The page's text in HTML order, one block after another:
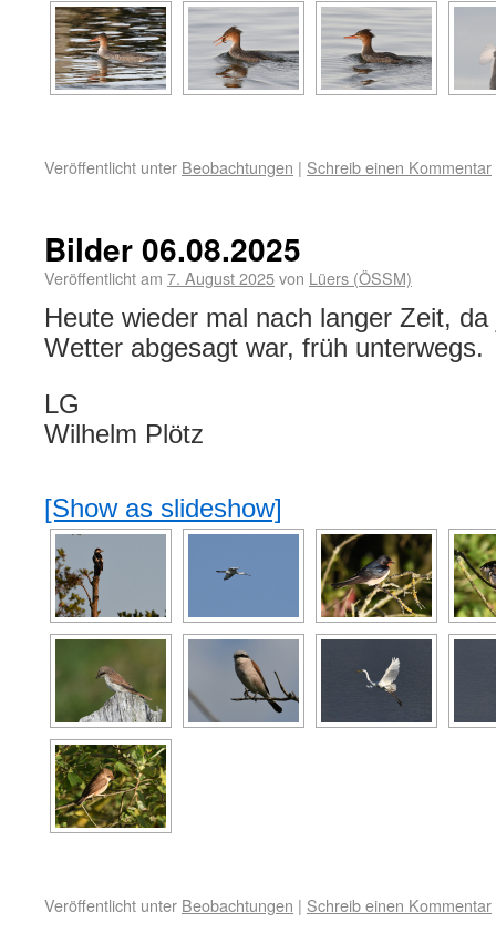
Veröffentlicht unter Beobachtungen | Schreib einen Kommentar
Bilder 06.08.2025
Veröffentlicht am 7. August 2025von Lüers (ÖSSM)
Heute wieder mal nach langer Zeit,
Wetter abgesagt war, früh unterwegs.
LG
Wilhelm Plötz
[Show as slideshow]
Veröffentlicht unter Beobachtungen | Schreib einen Kommentar